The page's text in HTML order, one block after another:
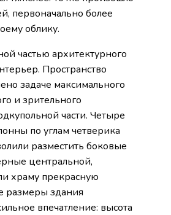
первоначально более
облику.
частью архитектурного
Пространство
задаче максимального
и зрительного
части. Четыре
по углам четверика
разместить боковые
центральной,
храму прекрасную
размеры здания
впечатление: высота